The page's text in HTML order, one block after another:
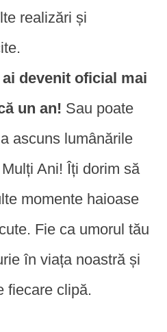
realizări și
devenit oficial mai
un an! Sau poate
ascuns lumânările
Ani! Îți dorim să
momente haioase
Fie ca umorul tău
în viața noastră și
fiecare clipă.